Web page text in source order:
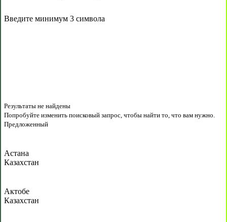
Введите минимум 3 символа
Результаты не найдены
Попробуйте изменить поисковый запрос, чтобы найти то, что вам нужно.
Предложенный
Астана
Казахстан
Актобе
Казахстан